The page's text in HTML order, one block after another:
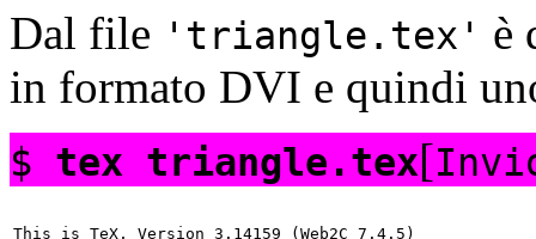
Dal file triangle.tex
è
in formato DVI e quindi
$ tex triangle.tex[
This is TeX, Version 3.14159 (Web2C 7.4.5)